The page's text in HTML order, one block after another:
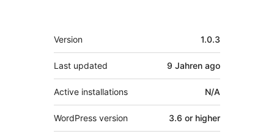
Meta
Version 1.0.3
Last updated 9 Jahren ago
Active installations N/A
WordPress version 3.6 or higher